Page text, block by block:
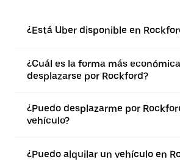
¿Está Uber disponible en
¿Cuál es la forma más
desplazarse por Rockford?
¿Puedo desplazarme por
vehículo?
¿Puedo alquilar un vehículo en